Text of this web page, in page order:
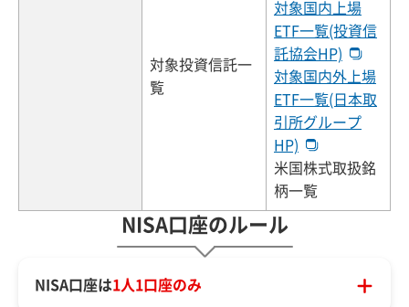
対象投資信託一
覧
対象国内上場
ETF一覧(投資信
託協会HP)
対象国内外上場
ETF一覧(日本取
引所グループ
HP)
米国株式取扱銘
柄一覧
NISA口座のルール
NISA口座は1人1口座のみ